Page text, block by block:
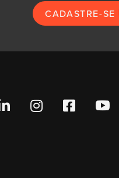
CADASTRE-SE
  